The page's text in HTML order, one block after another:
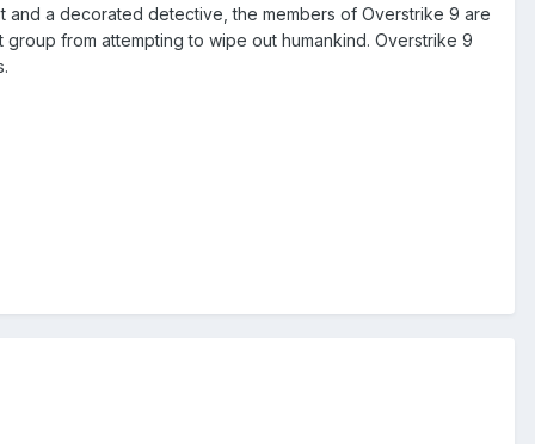
a decorated detective, the members of Overstrike 9 are
from attempting to wipe out humankind. Overstrike 9